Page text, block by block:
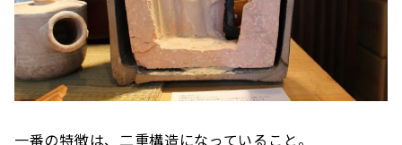
一番の特徴は、二重構造になっていること。